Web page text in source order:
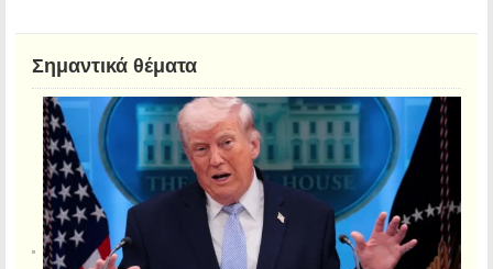
Σημαντικά θέματα